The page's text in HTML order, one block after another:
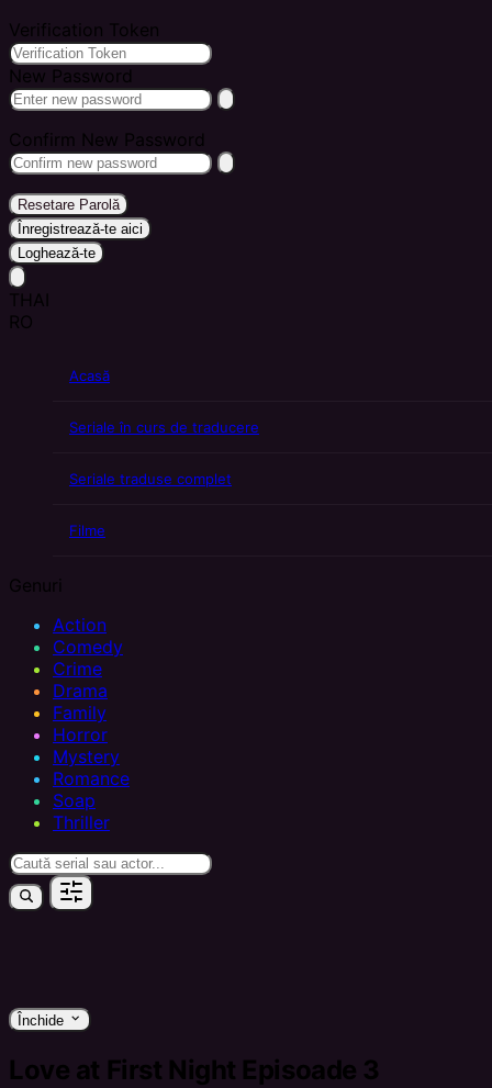
Verification Token
New Password
Confirm New Password
Resetare Parolă
Înregistrează-te aici
Loghează-te
THAI
RO
Acasă
Seriale în curs de traducere
Seriale traduse complet
Filme
Genuri
Action
Comedy
Crime
Drama
Family
Horror
Mystery
Romance
Soap
Thriller
Închide keyboard_arrow_down
Love at First Night Episoade 3